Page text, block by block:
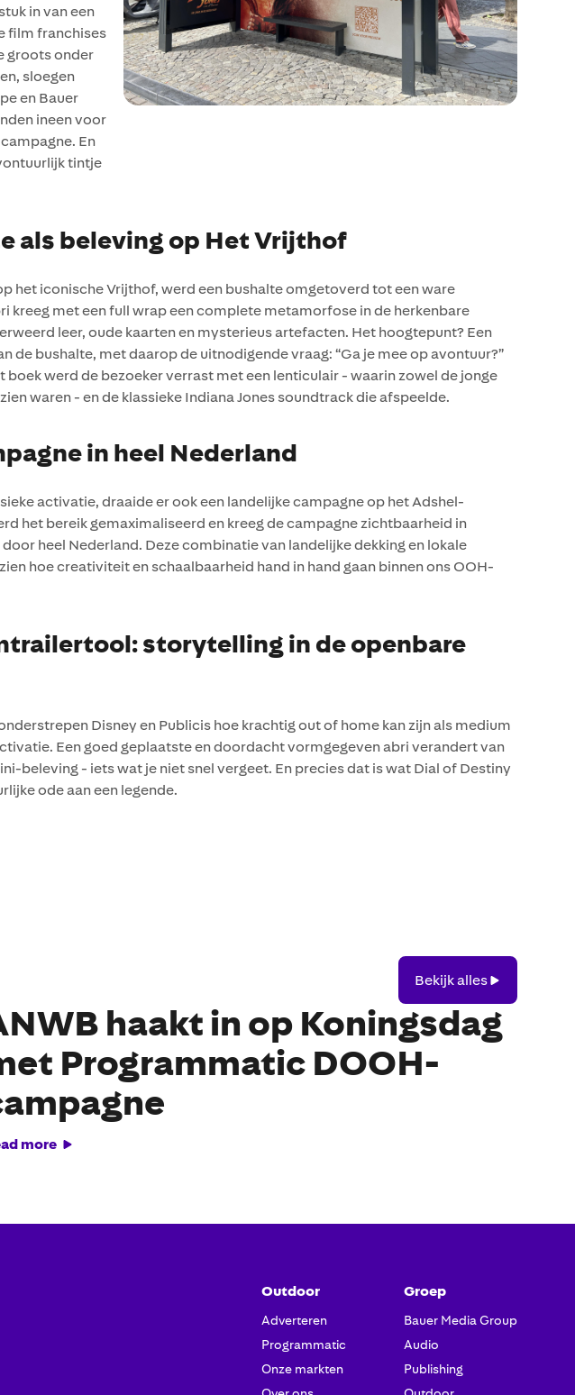
in van een
film franchises
groots onder
sloegen
en Bauer
ineen voor
En
tintje
als beleving op Het Vrijthof
het iconische Vrijthof, werd een bushalte omgetoverd tot een ware
kreeg met een full wrap een complete metamorfose in de herkenbare
leer, oude kaarten en mysterieus artefacten. Het hoogtepunt? Een
de bushalte, met daarop de uitnodigende vraag: “Ga je mee op avontuur?”
boek werd de bezoeker verrast met een lenticulair - waarin zowel de jonge
waren - en de klassieke Indiana Jones soundtrack die afspeelde.
in heel Nederland
activatie, draaide er ook een landelijke campagne op het Adshel-
het bereik gemaximaliseerd en kreeg de campagne zichtbaarheid in
heel Nederland. Deze combinatie van landelijke dekking en lokale
hoe creativiteit en schaalbaarheid hand in hand gaan binnen ons OOH-
storytelling in de openbare
Disney en Publicis hoe krachtig out of home kan zijn als medium
Een goed geplaatste en doordacht vormgegeven abri verandert van
beleving - iets wat je niet snel vergeet. En precies dat is wat Dial of Destiny
ode aan een legende.
alles
Bekijk alles
haakt in op Koningsdag
Programmatic DOOH-
more
Outdoor
Adverteren
Programmatic
Onze markten
Groep
Bauer Media Group
Audio
Publishing